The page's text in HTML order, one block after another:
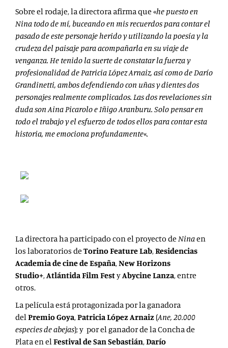
Sobre el rodaje, la directora afirma que «he puesto en
Nina todo de mí, buceando en mis recuerdos para contar el
pasado de este personaje herido y utilizando la poesía y la
crudeza del paisaje para acompañarla en su viaje de
venganza. He tenido la suerte de constatar la fuerza y
profesionalidad de Patricia López Arnaiz, así como de Darío
Grandinetti, ambos defendiendo con uñas y dientes dos
personajes realmente complicados. Las dos revelaciones sin
duda son Aina Picarolo e Iñigo Aranburu. Solo pensar en
todo el trabajo y el esfuerzo de todos ellos para contar esta
historia, me emociona profundamente«.
La directora ha participado con el proyecto de Ninaen
los laboratorios de Torino Feature Lab,Residencias
Academia de cine de España,New Horizons
Studio+,Atlántida Film FestyAbycine Lanza, entre
otros.
La película está protagonizada por la ganadora
delPremio Goya,Patricia López Arnaiz (Ane, 20.000
especies de abejas); y por el ganador de la Concha de
Plata en elFestival de San Sebastián,Darío